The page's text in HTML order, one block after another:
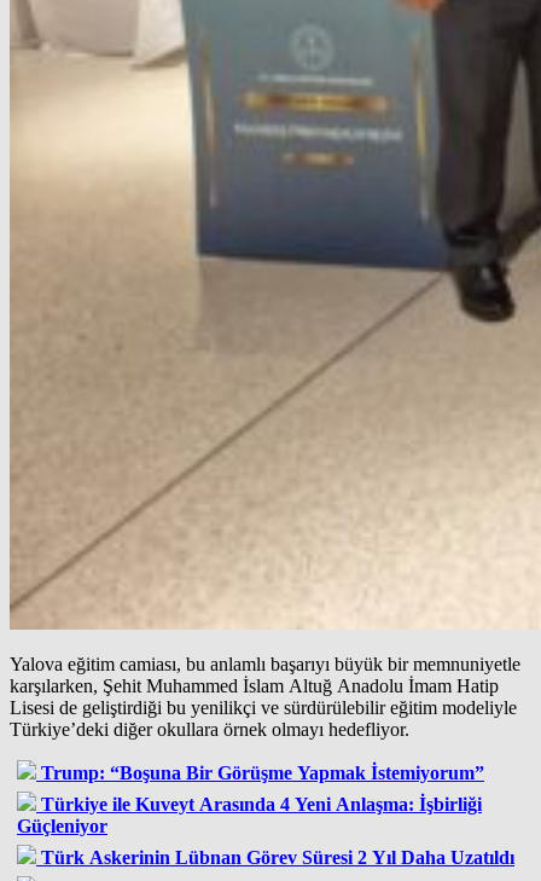
Yalova eğitim camiası, bu anlamlı başarıyı büyük bir memnuniyetle
karşılarken, Şehit Muhammed İslam Altuğ Anadolu İmam Hatip
Lisesi de geliştirdiği bu yenilikçi ve sürdürülebilir eğitim modeliyle
Türkiye’deki diğer okullara örnek olmayı hedefliyor.
Trump: “Boşuna Bir Görüşme Yapmak İstemiyorum”
Türkiye ile Kuveyt Arasında 4 Yeni Anlaşma: İşbirliği
Güçleniyor
Türk Askerinin Lübnan Görev Süresi 2 Yıl Daha Uzatıldı